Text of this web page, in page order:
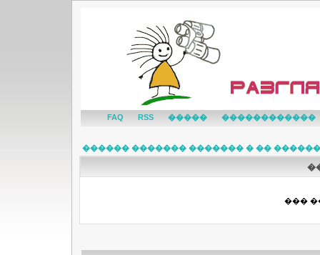
FAQ RSS ����� ������������
������ ������� ������� � ��
���